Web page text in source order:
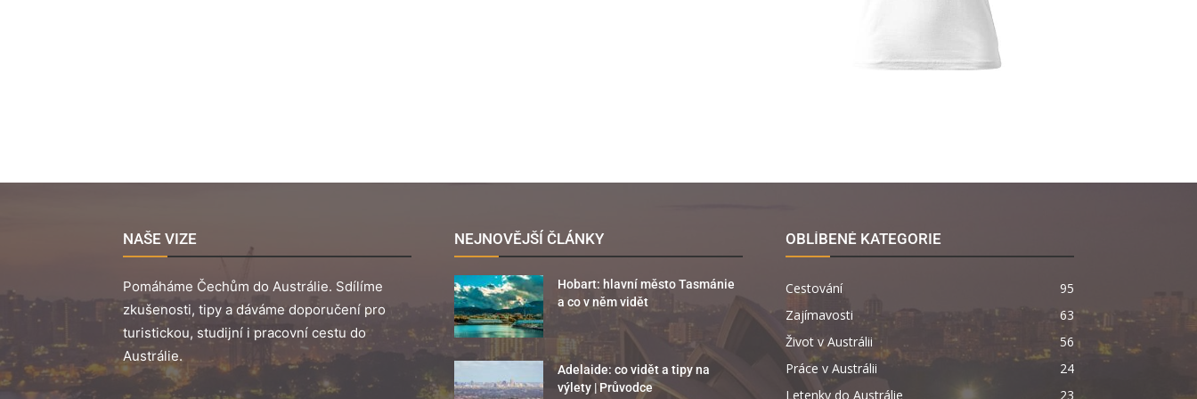
NAŠE VIZE
Pomáháme Čechům do Austrálie. Sdílíme
zkušenosti, tipy a dáváme doporučení pro
turistickou, studijní i pracovní cestu do
Austrálie.
NEJNOVĚJŠÍ ČLÁNKY
Hobart: hlavní město Tasmánie
a co v něm vidět
Adelaide: co vidět a tipy na
výlety | Průvodce
OBLÍBENÉ KATEGORIE
Cestování
95
Zajímavosti
63
Život v Austrálii
56
Práce v Austrálii
24
Letenky do Austrálie
23